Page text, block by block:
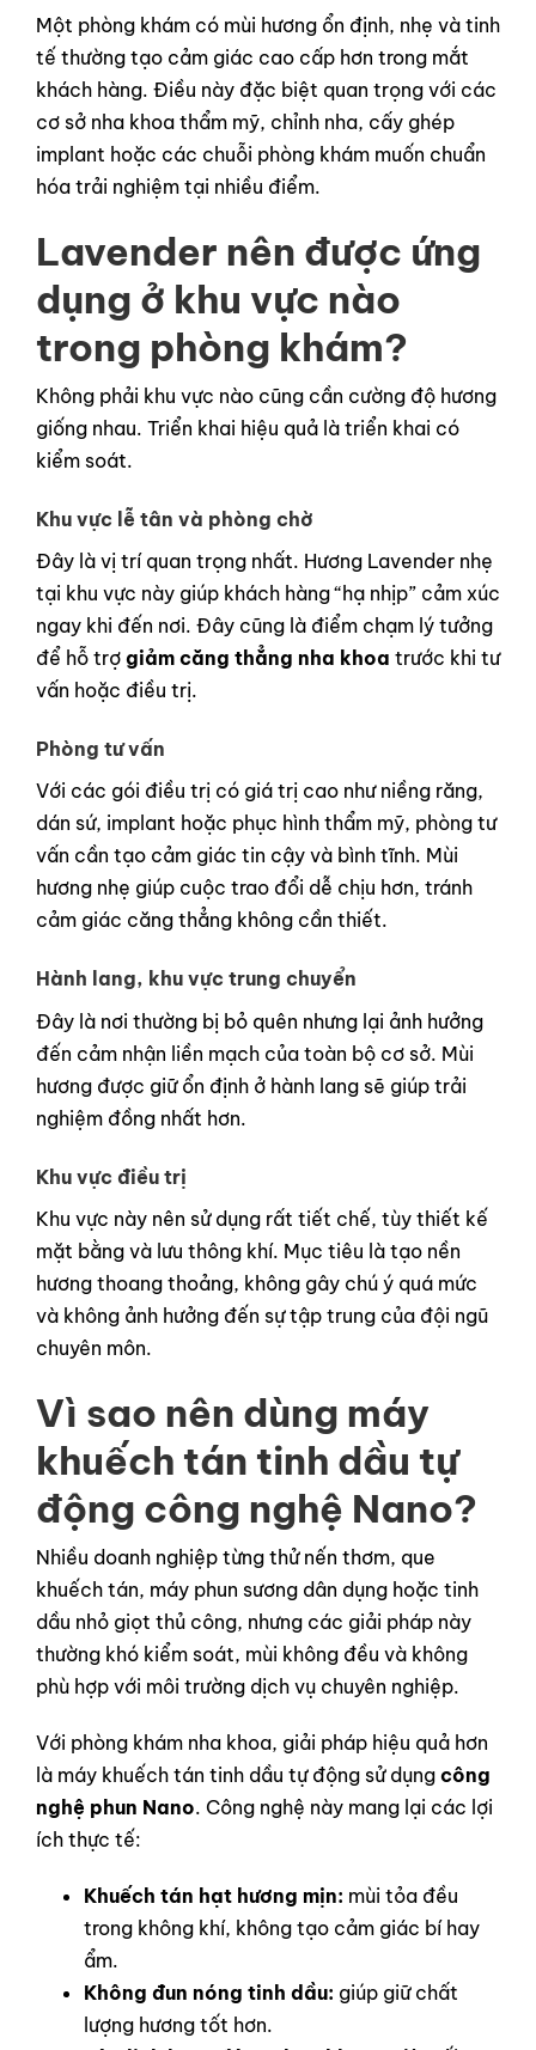
Một phòng khám có mùi hương ổn định, nhẹ và tinh
tế thường tạo cảm giác cao cấp hơn trong mắt
khách hàng. Điều này đặc biệt quan trọng với các
cơ sở nha khoa thẩm mỹ, chỉnh nha, cấy ghép
implant hoặc các chuỗi phòng khám muốn chuẩn
hóa trải nghiệm tại nhiều điểm.
Lavender nên được ứng
dụng ở khu vực nào
trong phòng khám?
Không phải khu vực nào cũng cần cường độ hương
giống nhau. Triển khai hiệu quả là triển khai có
kiểm soát.
Khu vực lễ tân và phòng chờ
Đây là vị trí quan trọng nhất. Hương Lavender nhẹ
tại khu vực này giúp khách hàng “hạ nhịp” cảm xúc
ngay khi đến nơi. Đây cũng là điểm chạm lý tưởng
để hỗ trợ giảm căng thẳng nha khoa trước khi tư
vấn hoặc điều trị.
Phòng tư vấn
Với các gói điều trị có giá trị cao như niềng răng,
dán sứ, implant hoặc phục hình thẩm mỹ, phòng tư
vấn cần tạo cảm giác tin cậy và bình tĩnh. Mùi
hương nhẹ giúp cuộc trao đổi dễ chịu hơn, tránh
cảm giác căng thẳng không cần thiết.
Hành lang, khu vực trung chuyển
Đây là nơi thường bị bỏ quên nhưng lại ảnh hưởng
đến cảm nhận liền mạch của toàn bộ cơ sở. Mùi
hương được giữ ổn định ở hành lang sẽ giúp trải
nghiệm đồng nhất hơn.
Khu vực điều trị
Khu vực này nên sử dụng rất tiết chế, tùy thiết kế
mặt bằng và lưu thông khí. Mục tiêu là tạo nền
hương thoang thoảng, không gây chú ý quá mức
và không ảnh hưởng đến sự tập trung của đội ngũ
chuyên môn.
Vì sao nên dùng máy
khuếch tán tinh dầu tự
động công nghệ Nano?
Nhiều doanh nghiệp từng thử nến thơm, que
khuếch tán, máy phun sương dân dụng hoặc tinh
dầu nhỏ giọt thủ công, nhưng các giải pháp này
thường khó kiểm soát, mùi không đều và không
phù hợp với môi trường dịch vụ chuyên nghiệp.
Với phòng khám nha khoa, giải pháp hiệu quả hơn
là máy khuếch tán tinh dầu tự động sử dụng công
nghệ phun Nano. Công nghệ này mang lại các lợi
ích thực tế:
Khuếch tán hạt hương mịn: mùi tỏa đều
trong không khí, không tạo cảm giác bí hay
ẩm.
Không đun nóng tinh dầu: giúp giữ chất
lượng hương tốt hơn.